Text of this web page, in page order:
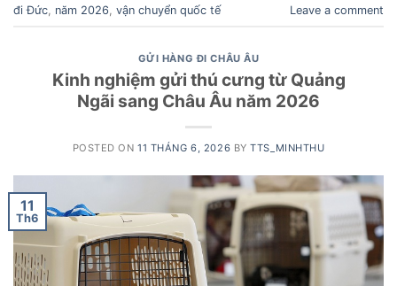
đi Đức năm 2026 vận chuyển quốc tế Leave a comment
GỬI HÀNG ĐI CHÂU ÂU
Kinh nghiệm gửi thú cưng từ Quảng
Ngãi sang Châu Âu năm 2026
POSTED ON11 THÁNG 6, 2026 BYTTS_MINHTHU
11
Th6